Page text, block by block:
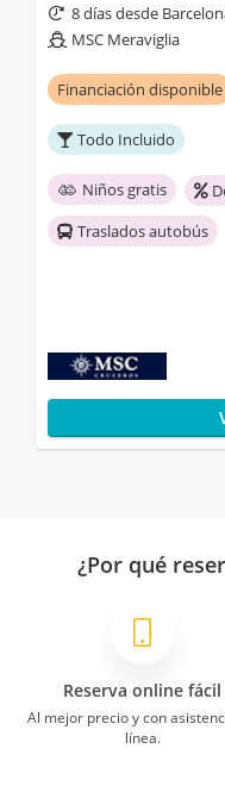
8 días desde
MSC Meraviglia
Financiación disponible
Todo Incluido
Niños gratis
Traslados autobús
¿Por qué
Reserva online fácil
Al mejor precio y con
línea.